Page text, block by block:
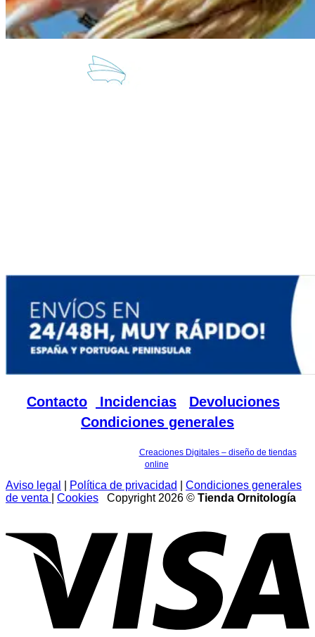
Contacto Incidencias Devoluciones
Condiciones generales
Creaciones Digitales – diseño de tiendas
online
Aviso legal Política de privacidad
Condiciones generales
de venta
Cookies Copyright 2026 © Tienda Ornitología